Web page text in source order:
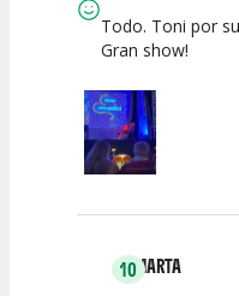
Todo. Toni por
Gran show!
10MARTA